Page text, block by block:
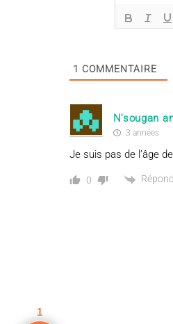
1 COMMENTAIRE
N'sougan
3 années
Je suis pas de l’âge
0
1